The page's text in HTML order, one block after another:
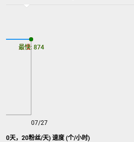
30天，20粉丝/天) 速度 (个/小时)
07/27
最慢: 874
最快: 874